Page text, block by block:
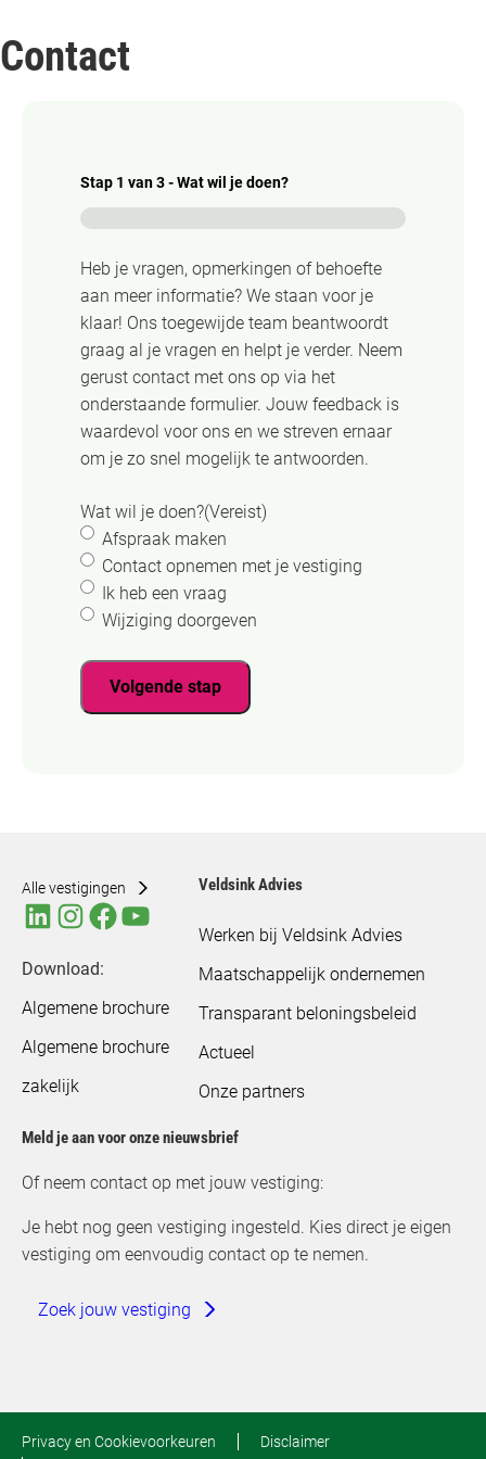
Contact
Stap 1 van3- Wat wil je doen?
0%
Heb je vragen, opmerkingen of behoefte
aan meer informatie? We staan voor je
klaar! Ons toegewijde team beantwoordt
graag al je vragen en helpt je verder. Neem
gerust contact met ons op via het
onderstaande formulier. Jouw feedback is
waardevol voor ons en we streven ernaar
om je zo snel mogelijk te antwoorden.
Wat wil je doen?(Vereist)
Afspraak maken
Contact opnemen met je vestiging
Ik heb een vraag
Wijziging doorgeven
Volgende stap
Alle vestigingen
Download:
Algemene brochure
Algemene brochure
zakelijk
Veldsink Advies
Werken bij Veldsink Advies
Maatschappelijk ondernemen
Transparant beloningsbeleid
Actueel
Onze partners
Meld je aan voor onze nieuwsbrief
Of neem contact op met jouw vestiging:
Je hebt nog geen vestiging ingesteld. Kies direct je eigen
vestiging om eenvoudig contact op te nemen.
Zoek jouw vestiging
Privacy en Cookievoorkeuren
Disclaimer